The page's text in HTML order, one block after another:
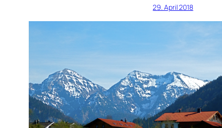
29. April 2018